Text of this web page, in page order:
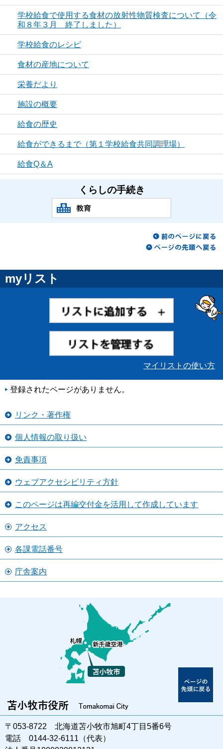
学校給食で使用する食材の放射性物質検査について（令
和８年３月 終了しました）
学校給食のレシピ
食材の産地について
栄養だより
施設の概要
給食の歴史
給食ができるまで（第１学校給食共同調理場）
給食Q＆A
くらしの手続き
myリスト
マイリストの使い方
登録されたページがありません。
リンク・著作権
個人情報の取り扱い
免責事項
ウェブアクセシビリティ方針
このページは再編交付金を活用して作成しています
アクセス
各課電話番号
庁舎案内
〒053-8722 北海道苫小牧市旭町4丁目5番6号
電話 0144-32-6111（代表）